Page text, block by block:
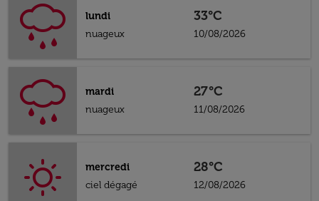
lundi
nuageux
33°C
10/08/2026
mardi
nuageux
27°C
11/08/2026
mercredi
ciel dégagé
28°C
12/08/2026